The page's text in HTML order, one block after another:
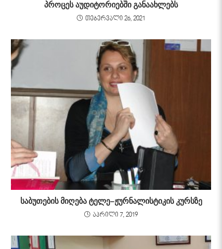
პროცეს აუდიტორიებში განაახლებს
თებერვალი 26, 2021
საბუთების მიღება ტელე–ჟურნალისტიკის კურსზე
აპრილი 7, 2019